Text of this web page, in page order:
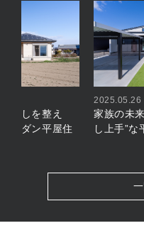
らしを整え
モダン平屋住
2025.05.26
家族の未
し上手”な